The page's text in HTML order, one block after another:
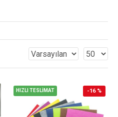
HIZLI TESLİMAT -16 %